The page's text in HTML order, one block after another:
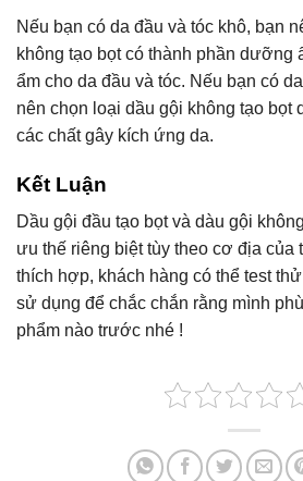
Nếu bạn có da đầu và tóc khô, bạn
không tạo bọt có thành phần dưỡng
ẩm cho da đầu và tóc. Nếu bạn có
nên chọn loại dầu gội không tạo bọt
các chất gây kích ứng da.
Kết Luận
Dầu gội đầu tạo bọt và dàu gội
ưu thế riêng biệt tùy theo cơ địa
thích hợp, khách hàng có thể test
sử dụng để chắc chắn rằng mình
phẩm nào trước nhé !